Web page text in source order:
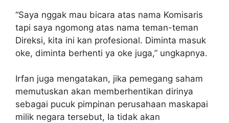
“Saya nggak mau bicara atas nama Komisaris
tapi saya ngomong atas nama teman-teman
Direksi, kita ini kan profesional. Diminta masuk
oke, diminta berhenti ya oke juga,” ungkapnya.
Irfan juga mengatakan, jika pemegang saham
memutuskan akan memberhentikan dirinya
sebagai pucuk pimpinan perusahaan maskapai
milik negara tersebut, Ia tidak akan